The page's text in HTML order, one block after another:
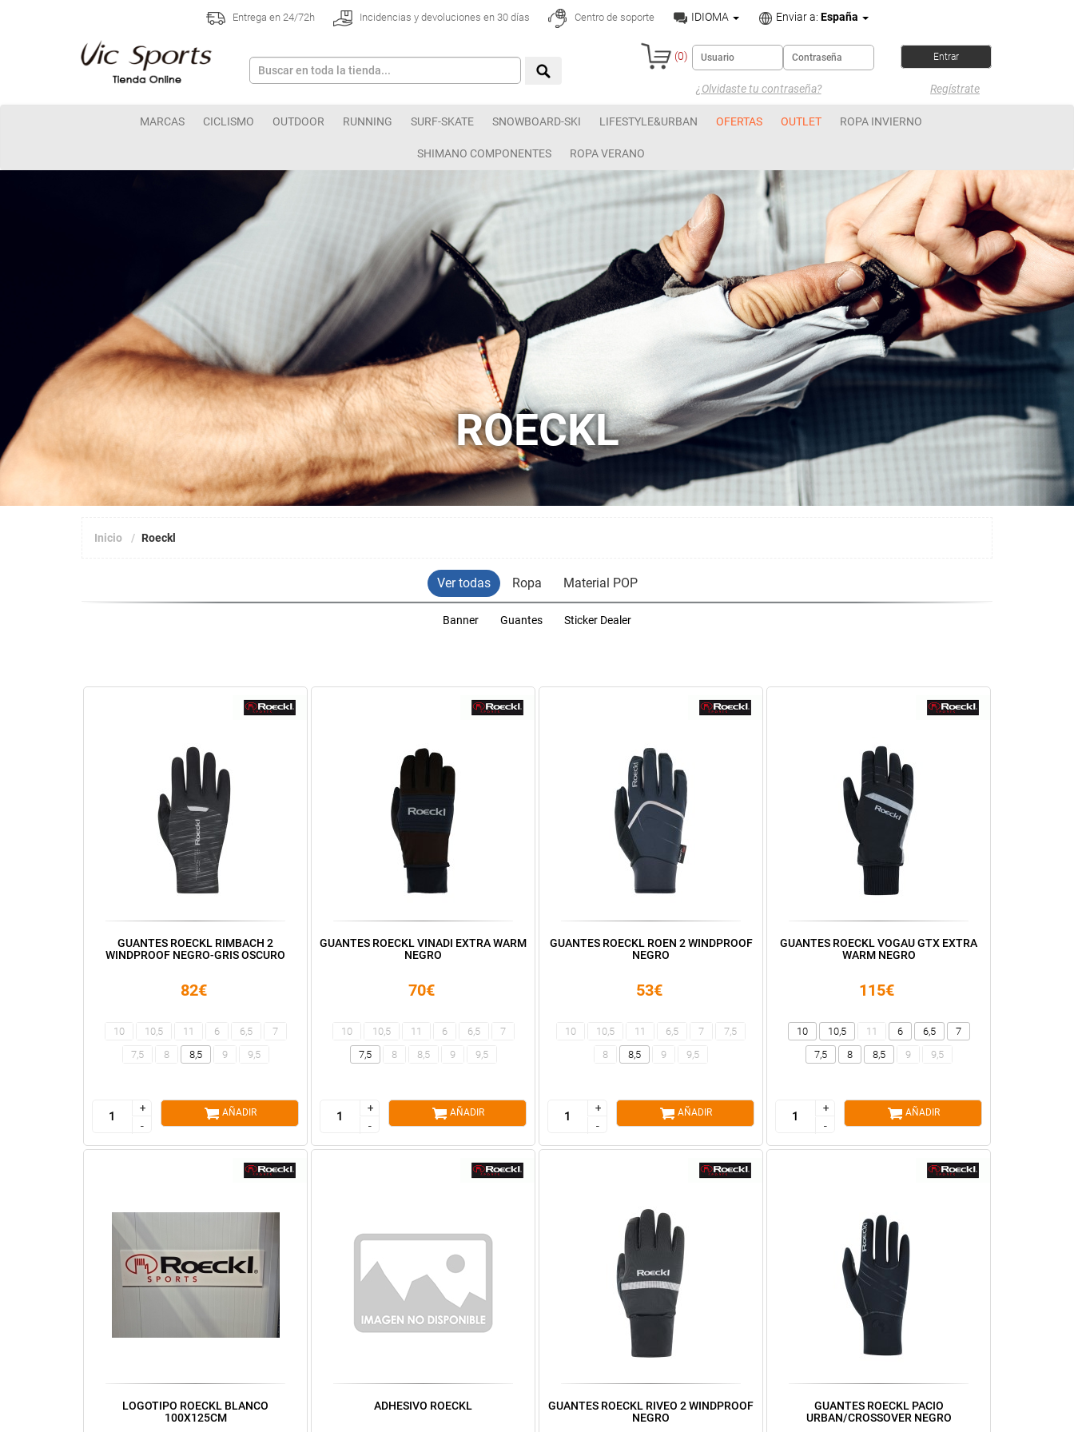
Entrega en 24/72h Incidencias y devoluciones en 30 días Centro de soporte IDIOMA Enviar a: España
(0)
¿Olvidaste tu contraseña? Regístrate
MARCAS CICLISMO OUTDOOR RUNNING SURF-SKATE SNOWBOARD-SKI LIFESTYLE&URBAN OFERTAS OUTLET ROPA INVIERNO
SHIMANO COMPONENTES ROPA VERANO
ROECKL
Inicio Roeckl
Ver todas Ropa Material POP
Banner Guantes Sticker Dealer
GUANTES ROECKL RIMBACH 2
WINDPROOF NEGRO-GRIS OSCURO
82€
10 10,5 11 6 6,5
7
7,5
8 8,5 9 9,5
+
-
+
-
AÑADIR
GUANTES ROECKL VINADI EXTRA WARM
NEGRO
70€
10 10,5 11 6 6,5
7
7,5
8 8,5 9 9,5
+
-
+
-
AÑADIR
GUANTES ROECKL ROEN 2 WINDPROOF
NEGRO
53€
10 10,5 11 6,5 7
7,5
8
8,5 9 9,5
+
-
+
-
AÑADIR
GUANTES ROECKL VOGAU GTX EXTRA
WARM NEGRO
115€
10 10,5 11 6 6,5
7
7,5
8 8,5 9 9,5
+
-
+
-
AÑADIR
LOGOTIPO ROECKL BLANCO
100X125CM
ADHESIVO ROECKL
GUANTES ROECKL RIVEO 2 WINDPROOF
NEGRO
GUANTES ROECKL PACIO
URBAN/CROSSOVER NEGRO